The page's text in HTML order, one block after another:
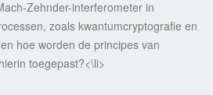
Zehnder-interferometer in
zoals kwantumcryptografie en
hoe worden de principes van
toegepast?<\li>